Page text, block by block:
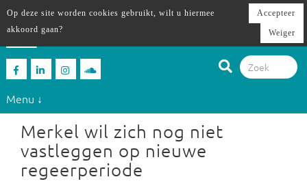
Menu ↓
Merkel wil zich nog niet
vastleggen op nieuwe
regeerperiode
Op deze site worden cookies gebruikt, wilt u hiermee
akkoord gaan?
Accepteer
Weiger